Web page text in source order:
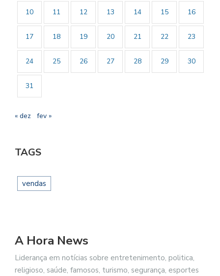
10 11 12 13 14 15 16
17 18 19 20 21 22 23
24 25 26 27 28 29 30
31
« dez fev »
TAGS
vendas
A Hora News
Liderança em notícias sobre entretenimento, politica,
religioso, saúde, famosos, turismo, segurança, esportes